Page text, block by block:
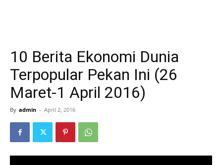
10 Berita Ekonomi Dunia
Terpopular Pekan Ini (26
Maret-1 April 2016)
By admin - April 2, 2016